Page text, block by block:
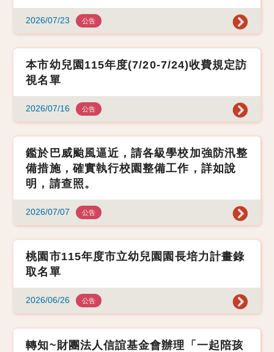
2026/07/23 公告
本市幼兒園115年度(7/20-7/24)收費規定訪
視名單
2026/07/16 公告
鑑於巴威颱風逼近，請各級學校加強防汛整
備措施，確實執行校園整備工作，詳如說
明，請查照。
2026/07/07 公告
桃園市115年度市立幼兒園園長培力計畫錄
取名單
2026/06/26 公告
轉知~財團法人信誼基金會辦理「一起陪孩